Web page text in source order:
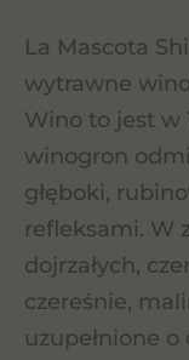
La Mascota
wytrawne
Wino to jest w
winogron
głęboki,
refleksami. W
dojrzałych,
czereśnie,
uzupełnione